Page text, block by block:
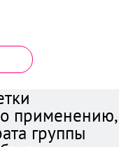
применению,
группы